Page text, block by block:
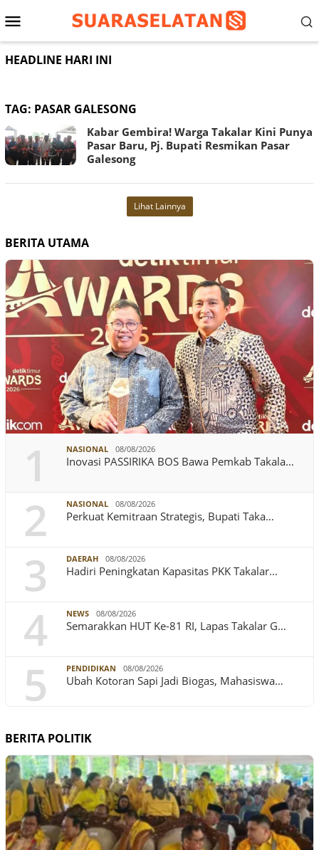
ke
Menu
Mobile
HEADLINE HARI INI
TAG: PASAR GALESONG
Kabar Gembira! Warga Takalar Kini Punya
Pasar Baru, Pj. Bupati Resmikan Pasar
Galesong
Lihat Lainnya
BERITA UTAMA
1 NASIONAL 08/08/2026
Inovasi PASSIRIKA BOS Bawa Pemkab Takala…
2 NASIONAL 08/08/2026
Perkuat Kemitraan Strategis, Bupati Taka…
3 DAERAH 08/08/2026
Hadiri Peningkatan Kapasitas PKK Takalar…
4 NEWS 08/08/2026
Semarakkan HUT Ke-81 RI, Lapas Takalar G…
5 PENDIDIKAN 08/08/2026
Ubah Kotoran Sapi Jadi Biogas, Mahasiswa…
BERITA POLITIK